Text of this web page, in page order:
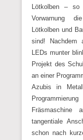
Lötkolben – so
Vorwarnung
Lötkolben und
sind! Nachdem
LEDs munter
Projekt des
an einer
Azubis in
Fräsmaschine
tangentiale
schon nach